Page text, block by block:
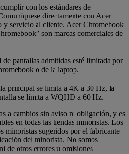
con los estándares de
directamente con Acer
y servicio al cliente. Acer Chromebook
son marcas comerciales de
pantallas admitidas esté limitada por
o de la laptop.
principal se limita a 4K a 30 Hz, la
se limita a WQHD a 60 Hz.
a cambios sin aviso ni obligación, y es
en todas las tiendas minoristas. Los
minoristas sugeridos por el fabricante
del minorista. No somos
de otros errores u omisiones